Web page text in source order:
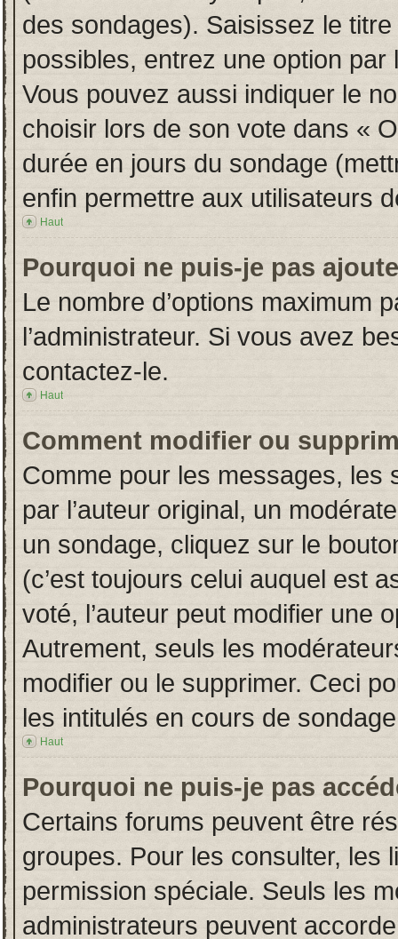
des sondages). Saisissez le
possibles, entrez une option
Vous pouvez aussi indiquer le
choisir lors de son vote dans «
durée en jours du sondage
enfin permettre aux utilisateurs
Haut
Pourquoi ne puis-je pas
Le nombre d’options maximum
l’administrateur. Si vous avez
contactez-le.
Haut
Comment modifier ou
Comme pour les messages, les
par l’auteur original, un
un sondage, cliquez sur le
(c’est toujours celui auquel est
voté, l’auteur peut modifier une
Autrement, seuls les
modifier ou le supprimer. Ceci
les intitulés en cours de
Haut
Pourquoi ne puis-je pas
Certains forums peuvent être
groupes. Pour les consulter, les
permission spéciale. Seuls les
administrateurs peuvent